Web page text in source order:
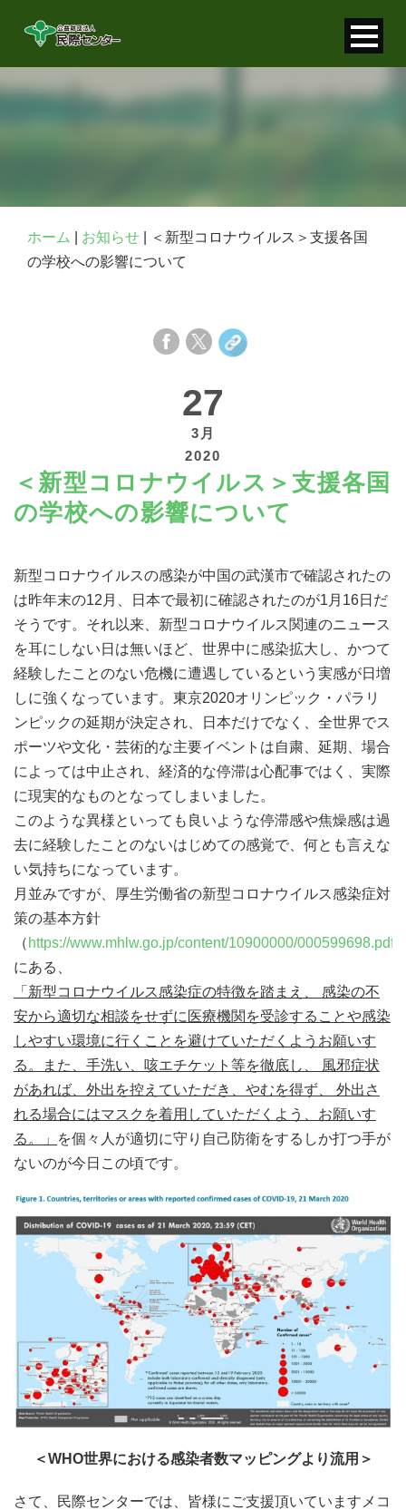
お問い合わせ
寄付する
ホーム お知らせ
＜新型コロナウイルス＞支援各国
の学校への影響について
27
3月
2020
＜新型コロナウイルス＞支援各国
の学校への影響について
新型コロナウイルスの感染が中国の武漢市で確認されたの
は昨年末の12月、日本で最初に確認されたのが1月16日だ
そうです。それ以来、新型コロナウイルス関連のニュース
を耳にしない日は無いほど、世界中に感染拡大し、かつて
経験したことのない危機に遭遇しているという実感が日増
しに強くなっています。東京2020オリンピック・パラリ
ンピックの延期が決定され、日本だけでなく、全世界でス
ポーツや文化・芸術的な主要イベントは自粛、延期、場合
によっては中止され、経済的な停滞は心配事ではく、実際
に現実的なものとなってしまいました。
このような異様といっても良いような停滞感や焦燥感は過
去に経験したことのないはじめての感覚で、何とも言えな
い気持ちになっています。
月並みですが、厚生労働省の新型コロナウイルス感染症対
策の基本方針
（ https://www.mhlw.go.jp/content/10900000/000599698.pdf
にある、
「新型コロナウイルス感染症の特徴を踏まえ、 感染の不
安から適切な相談をせずに医療機関を受診することや感染
しやすい環境に行くことを避けていただくようお願いす
る。また、手洗い、咳エチケット等を徹底し、 風邪症状
があれば、外出を控えていただき、やむを得ず、 外出さ
れる場合にはマスクを着用していただくよう、お願いす
る。」
を個々人が適切に守り自己防衛をするしか打つ手が
ないのが今日この頃です。
＜WHO世界における感染者数マッピングより流用＞
さて、民際センターでは、皆様にご支援頂いていますメコ